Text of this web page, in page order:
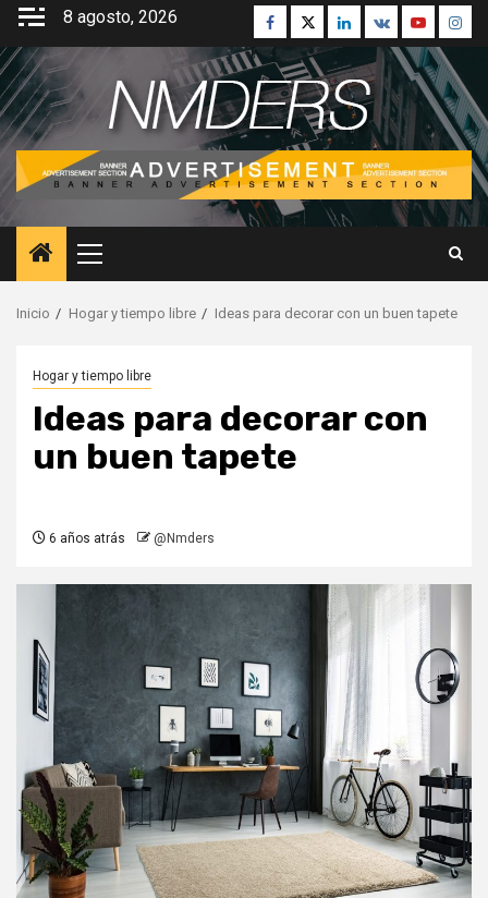
Saltar
contenido
8 agosto, 2026 Facebook
TwitterLinkedin
VK Youtube
Menú
principal
Inicio Hogar y tiempo libre Ideas para decorar con un buen tapete
Hogar y tiempo libre
Ideas para decorar con
un buen tapete
6 años atrás @Nmders